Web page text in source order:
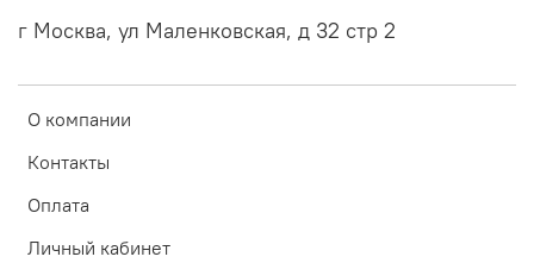
О компании
Контакты
Оплата
Личный кабинет
г Москва, ул Маленковская, д 32 стр 2